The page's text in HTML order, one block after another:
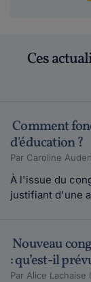
Ces
Comment
d'éducation ?
Par Caroline
À l'issue du
justifiant d'une
Nouveau
: qu’est-il
Par Alice